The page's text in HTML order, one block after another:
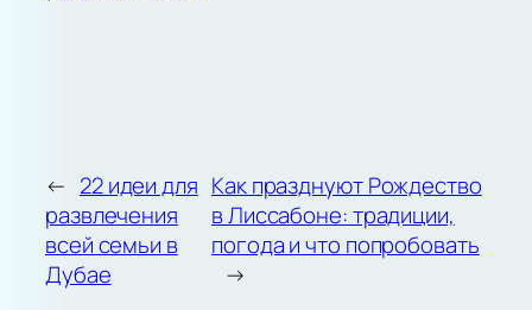
← 22 идеи для
развлечения
всей семьи в
Дубае
Как празднуют Рождество
в Лиссабоне: традиции,
погода и что попробовать
→